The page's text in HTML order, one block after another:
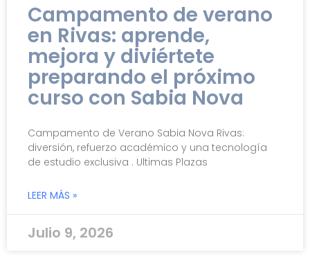
Campamento de verano
en Rivas: aprende,
mejora y diviértete
preparando el próximo
curso con Sabia Nova
Campamento de Verano Sabia Nova Rivas:
diversión, refuerzo académico y una tecnología
de estudio exclusiva . Ultimas Plazas
LEER MÁS »
Julio 9, 2026